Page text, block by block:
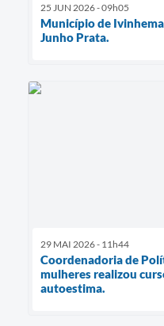
25 JUN 2026 - 09h05
Município de
Junho Prata.
29 MAI 2026 - 11h44
Coordenadoria de
mulheres realizou
autoestima.